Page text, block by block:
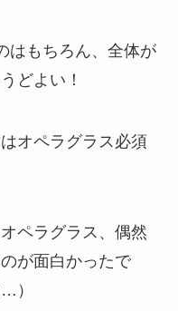
はもちろん、全体が
どよい！
オペラグラス必須
ペラグラス、偶然
が面白かったで
）